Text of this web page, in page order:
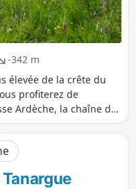
-342 m
D
élevée de la crête du
profiterez de
Ardèche, la chaîne des
été, vous
et de grandes